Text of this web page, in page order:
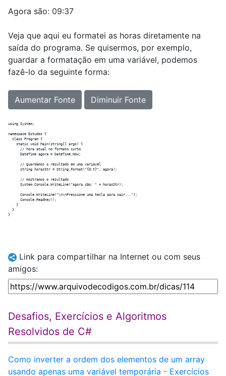
Agora são: 09:37
Veja que aqui eu formatei as horas diretamente na
saída do programa. Se quisermos, por exemplo,
guardar a formatação em uma variável, podemos
fazê-lo da seguinte forma:
Aumentar Fonte Diminuir Fonte
using System;
namespace Estudos {
  class Program {
    static void Main(string[] args) {
      // hora atual no formato curto
      DateTime agora = DateTime.Now;
      // guardamos o resultado em uma variável
      string horasStr = String.Format("{0:t}", agora);
      // mostramos o resultado
      System.Console.WriteLine("Agora são: " + horasStr);
      Console.WriteLine("\n\nPressione uma tecla para sair...");
      Console.ReadKey();
    }
  }
Link para compartilhar na Internet ou com seus
amigos:
Desafios, Exercícios e Algoritmos
Resolvidos de C#
Como inverter a ordem dos elementos de um array
usando apenas uma variável temporária - Exercícios